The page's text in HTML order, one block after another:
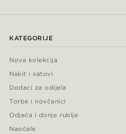
KATEGORIJE
Nova kolekcija
Nakit i satovi
Dodaci za odijela
Torbe i novčanici
Odjeća i donje rublje
Naočale